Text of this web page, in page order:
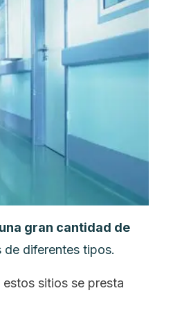
gran cantidad de
de diferentes tipos.
sitios se presta